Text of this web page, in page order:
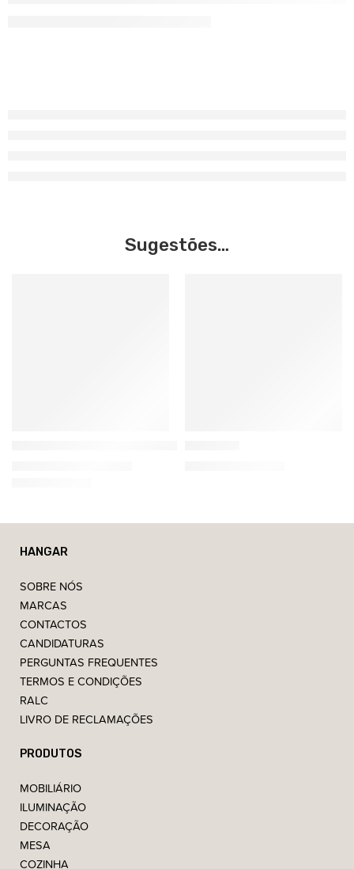
Sugestões…
HANGAR
SOBRE NÓS
MARCAS
CONTACTOS
CANDIDATURAS
PERGUNTAS FREQUENTES
TERMOS E CONDIÇÕES
RALC
LIVRO DE RECLAMAÇÕES
PRODUTOS
MOBILIÁRIO
ILUMINAÇÃO
DECORAÇÃO
MESA
COZINHA